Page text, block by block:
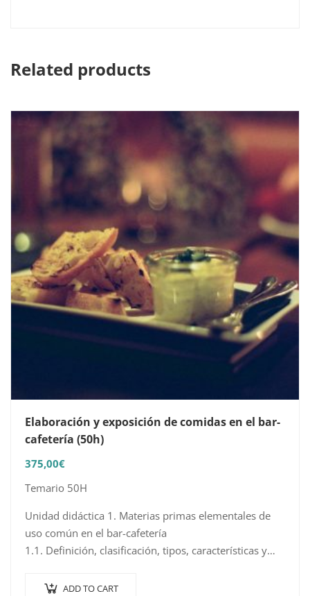
Related products
Elaboración y exposición de comidas en el bar-
cafetería (50h)
375,00€
Temario 50H
Unidad didáctica 1. Materias primas elementales de
uso común en el bar-cafetería
1.1. Definición, clasificación, tipos, características y
elementalesADD TO CART